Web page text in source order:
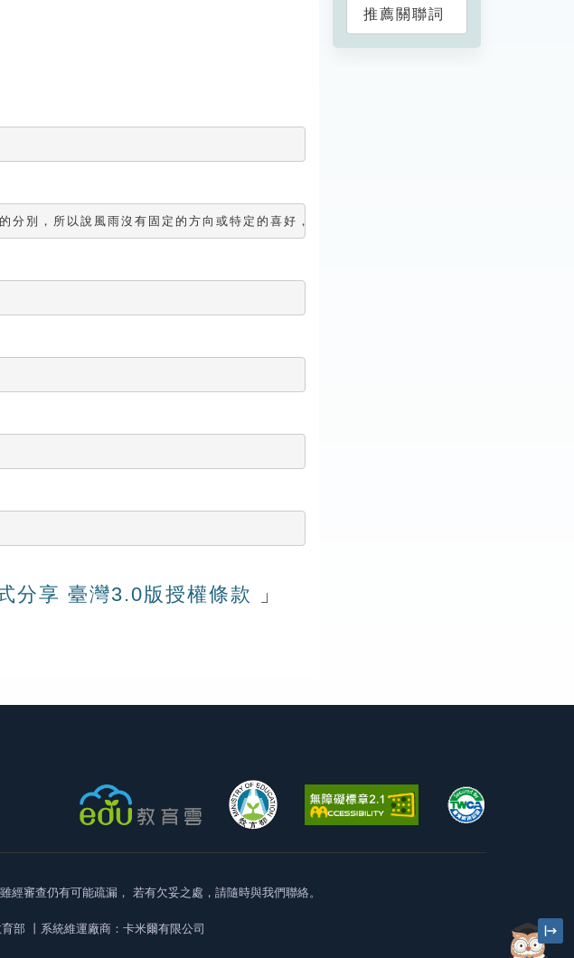
別，所以說風雨沒有固定的方向或特定的喜好，因此是「至公無私」的。後來「大公無
分享 臺灣3.0版授權條款
」
推薦關聯詞
經審查仍有可能疏漏， 若有欠妥之處，請隨時與我們聯絡。
部 丨系統維運廠商：卡米爾有限公司